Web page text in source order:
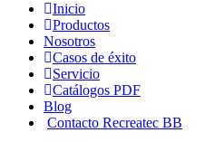
Inicio
Productos
Nosotros
Casos de éxito
Servicio
Catálogos PDF
Blog
Contacto Recreatec BB